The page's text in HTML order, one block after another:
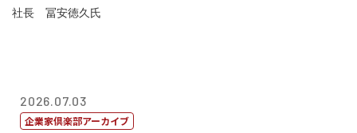
2026.07.03
企業家倶楽部アーカイブ